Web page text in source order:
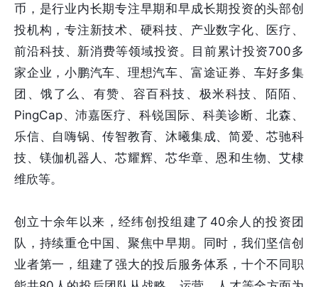
币，是行业内长期专注早期和早成长期投资的头部创
投机构，专注新技术、硬科技、产业数字化、医疗、
前沿科技、新消费等领域投资。目前累计投资700多
家企业，小鹏汽车、理想汽车、富途证券、车好多集
团、饿了么、有赞、容百科技、极米科技、陌陌、
PingCap、沛嘉医疗、科锐国际、科美诊断、北森、
乐信、自嗨锅、传智教育、沐曦集成、简爱、芯驰科
技、镁伽机器人、芯耀辉、芯华章、恩和生物、艾棣
维欣等。
创立十余年以来，经纬创投组建了40余人的投资团
队，持续重仓中国、聚焦中早期。同时，我们坚信创
业者第一，组建了强大的投后服务体系，十个不同职